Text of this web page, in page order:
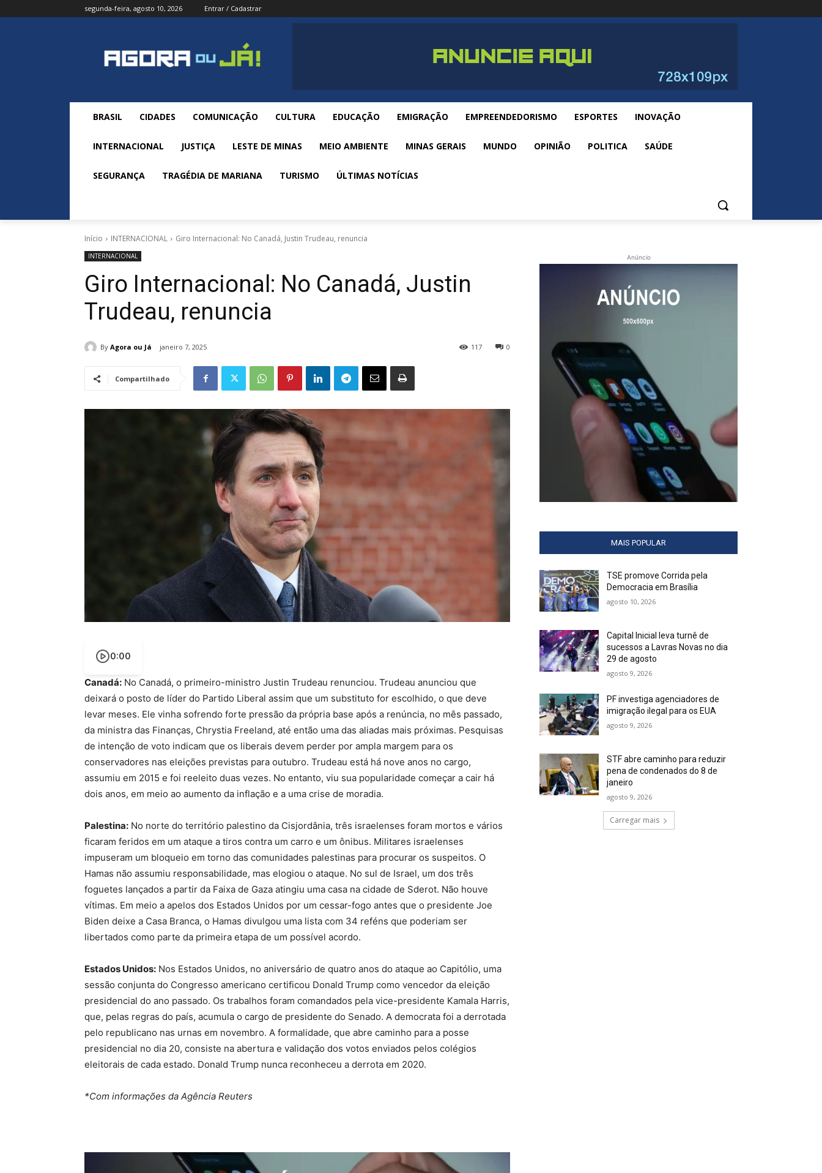
segunda-feira, agosto 10, 2026 Entrar / Cadastrar
BRASIL CIDADES COMUNICAÇÃO CULTURA EDUCAÇÃO EMIGRAÇÃO EMPREENDEDORISMO ESPORTES INOVAÇÃO
INTERNACIONAL JUSTIÇA LESTE DE MINAS MEIO AMBIENTE MINAS GERAIS MUNDO OPINIÃO POLITICA SAÚDE
SEGURANÇA TRAGÉDIA DE MARIANA TURISMO ÚLTIMAS NOTÍCIAS
Início INTERNACIONAL Giro Internacional: No Canadá, Justin Trudeau, renuncia
INTERNACIONAL
Giro Internacional: No Canadá, Justin
Trudeau, renuncia
By Agora ou Já janeiro 7, 2025 0
117
Compartilhado
0:00
Canadá: No Canadá, o primeiro-ministro Justin Trudeau renunciou. Trudeau anunciou que
deixará o posto de líder do Partido Liberal assim que um substituto for escolhido, o que deve
levar meses. Ele vinha sofrendo forte pressão da própria base após a renúncia, no mês passado,
da ministra das Finanças, Chrystia Freeland, até então uma das aliadas mais próximas. Pesquisas
de intenção de voto indicam que os liberais devem perder por ampla margem para os
conservadores nas eleições previstas para outubro. Trudeau está há nove anos no cargo,
assumiu em 2015 e foi reeleito duas vezes. No entanto, viu sua popularidade começar a cair há
dois anos, em meio ao aumento da inflação e a uma crise de moradia.
Palestina: No norte do território palestino da Cisjordânia, três israelenses foram mortos e vários
ficaram feridos em um ataque a tiros contra um carro e um ônibus. Militares israelenses
impuseram um bloqueio em torno das comunidades palestinas para procurar os suspeitos. O
Hamas não assumiu responsabilidade, mas elogiou o ataque. No sul de Israel, um dos três
foguetes lançados a partir da Faixa de Gaza atingiu uma casa na cidade de Sderot. Não houve
vítimas. Em meio a apelos dos Estados Unidos por um cessar-fogo antes que o presidente Joe
Biden deixe a Casa Branca, o Hamas divulgou uma lista com 34 reféns que poderiam ser
libertados como parte da primeira etapa de um possível acordo.
Estados Unidos: Nos Estados Unidos, no aniversário de quatro anos do ataque ao Capitólio, uma
sessão conjunta do Congresso americano certificou Donald Trump como vencedor da eleição
presidencial do ano passado. Os trabalhos foram comandados pela vice-presidente Kamala Harris,
que, pelas regras do país, acumula o cargo de presidente do Senado. A democrata foi a derrotada
pelo republicano nas urnas em novembro. A formalidade, que abre caminho para a posse
presidencial no dia 20, consiste na abertura e validação dos votos enviados pelos colégios
eleitorais de cada estado. Donald Trump nunca reconheceu a derrota em 2020.
*Com informações da Agência Reuters
Anúncio
MAIS POPULAR
TSE promove Corrida pela
Democracia em Brasília
agosto 10, 2026
Capital Inicial leva turnê de
sucessos a Lavras Novas no dia
29 de agosto
agosto 9, 2026
PF investiga agenciadores de
imigração ilegal para os EUA
agosto 9, 2026
STF abre caminho para reduzir
pena de condenados do 8 de
janeiro
agosto 9, 2026
Carregar mais